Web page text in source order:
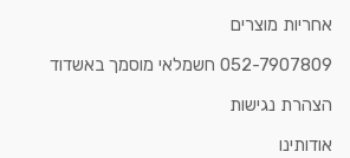
אחריות מוצרים
052-7907809 חשמלאי מוסמך באשדוד
הצהרת נגישות
אודותינו